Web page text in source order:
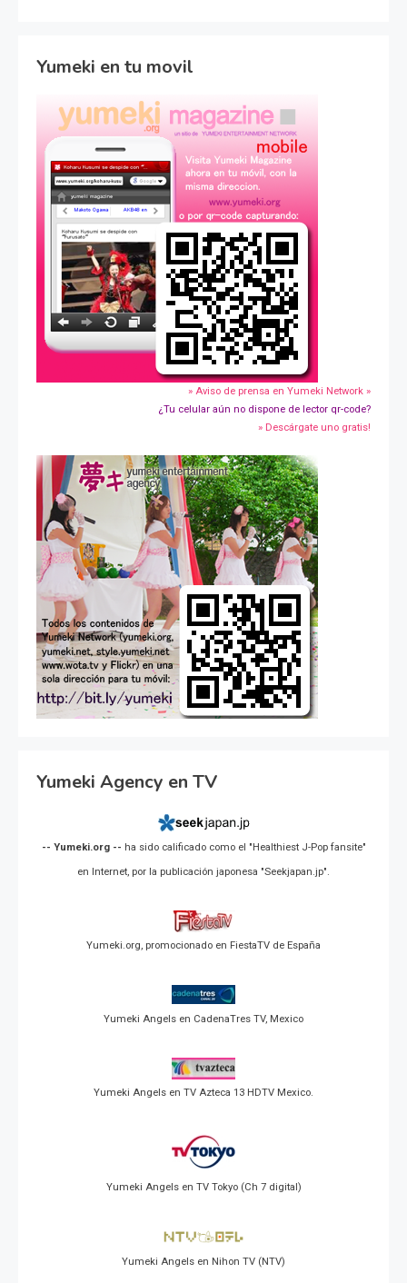
Yumeki en tu movil
» Aviso de prensa en Yumeki Network »
¿Tu celular aún no dispone de lector qr-code?
» Descárgate uno gratis!
Yumeki Agency en TV
-- Yumeki.org -- ha sido calificado como el "Healthiest J-Pop fansite"
en Internet, por la publicación japonesa "Seekjapan.jp".
Yumeki.org, promocionado en FiestaTV de España
Yumeki Angels en CadenaTres TV, Mexico
Yumeki Angels en TV Azteca 13 HDTV Mexico.
Yumeki Angels en TV Tokyo (Ch 7 digital)
Yumeki Angels en Nihon TV (NTV)